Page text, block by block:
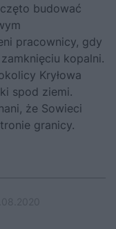
budować
pracownicy, gdy
kopalni.
Kryłowa
spod ziemi.
że Sowieci
granicy.